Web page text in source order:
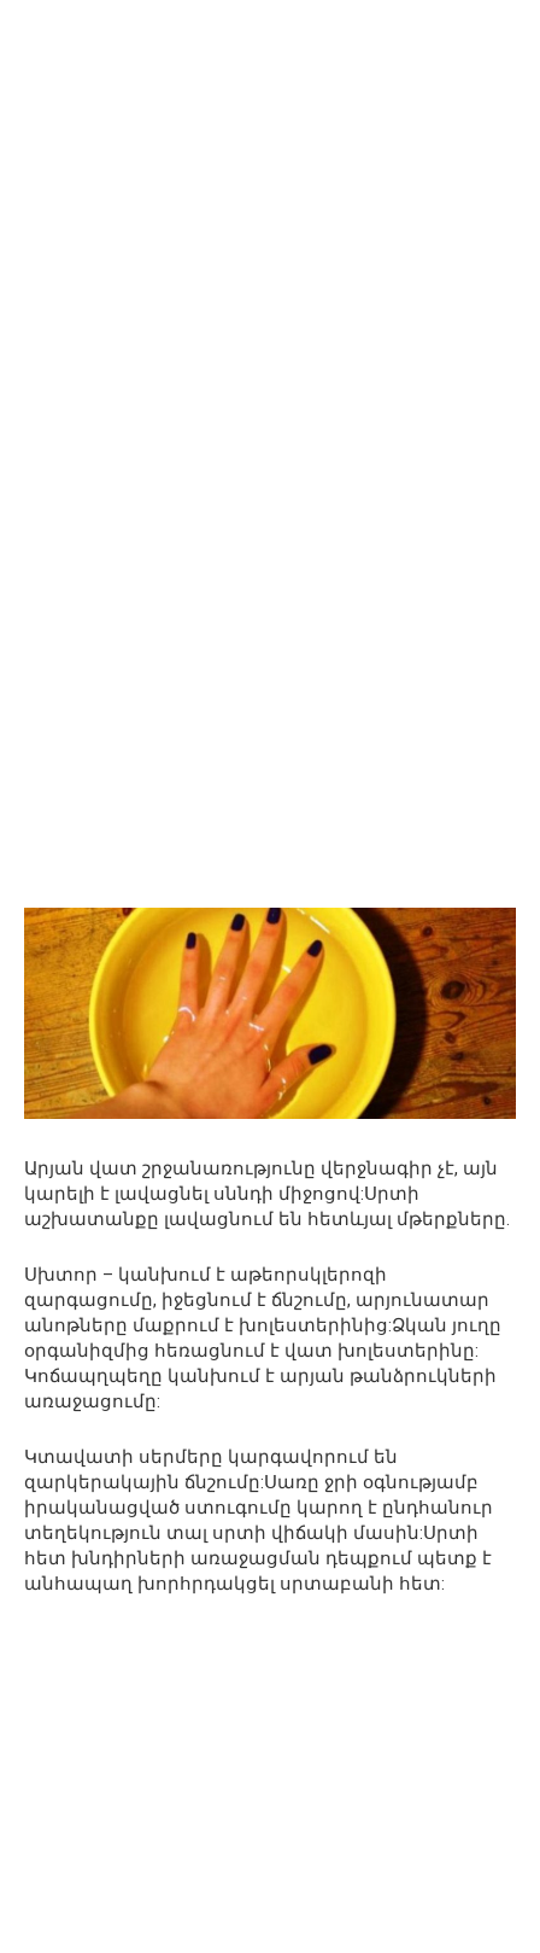
Արյան վատ շրջանառությունը վերջնագիր չէ, այն
կարելի է լավացնել սննդի միջոցով:Սրտի
աշխատանքը լավացնում են հետևյալ մթերքները.
Սխտոր – կանխում է աթեորսկլերոզի
զարգացումը, իջեցնում է ճնշումը, արյունատար
անոթները մաքրում է խոլեստերինից:Ձկան յուղը
օրգանիզմից հեռացնում է վատ խոլեստերինը:
Կոճապղպեղը կանխում է արյան թանձրուկների
առաջացումը:
Կտավատի սերմերը կարգավորում են
զարկերակային ճնշումը:Սառը ջրի օգնությամբ
իրականացված ստուգումը կարող է ընդհանուր
տեղեկություն տալ սրտի վիճակի մասին:Սրտի
հետ խնդիրների առաջացման դեպքում պետք է
անհապաղ խորհրդակցել սրտաբանի հետ: